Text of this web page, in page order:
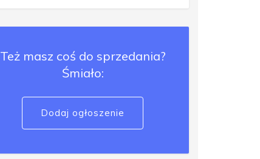
Też masz coś do sprzedania?
Śmiało:
Dodaj ogłoszenie